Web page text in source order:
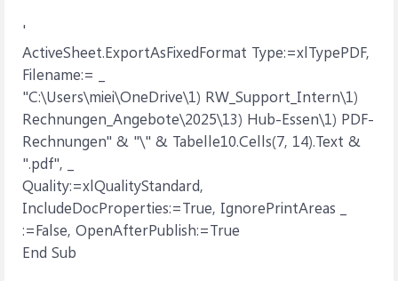
'
ActiveSheet.ExportAsFixedFormat Type:=xlTypePDF,
Filename:= _
"C:\Users\miei\OneDrive\1) RW_Support_Intern\1)
Rechnungen_Angebote\2025\13) Hub-Essen\1) PDF-
Rechnungen" & "\" & Tabelle10.Cells(7, 14).Text &
".pdf", _
Quality:=xlQualityStandard,
IncludeDocProperties:=True, IgnorePrintAreas _
:=False, OpenAfterPublish:=True
End Sub